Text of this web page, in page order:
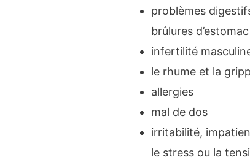
problèmes
brûlures
infertilité
le rhume et la
allergies
mal de dos
irritabilité,
le stress ou la